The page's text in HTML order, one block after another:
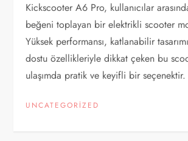
Kickscooter A6 Pro, kullanıcılar
beğeni toplayan bir elektrikli scooter
Yüksek performansı, katlanabilir
dostu özellikleriyle dikkat çeken bu
ulaşımda pratik ve keyifli bir seçenektir.
UNCATEGORIZED